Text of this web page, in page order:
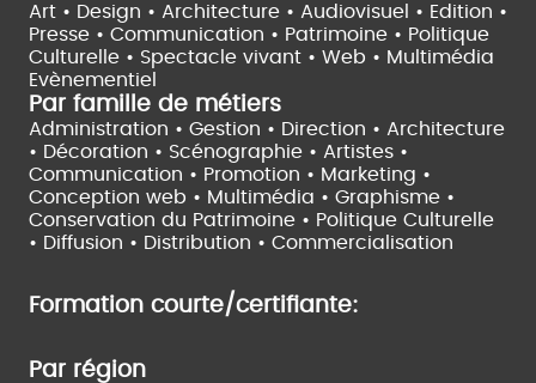
Art • Design • Architecture • Audiovisuel • Edition •
Presse • Communication • Patrimoine • Politique
Culturelle • Spectacle vivant • Web • Multimédia
Evènementiel
Par famille de métiers
Administration • Gestion • Direction • Architecture
• Décoration • Scénographie • Artistes •
Communication • Promotion • Marketing •
Conception web • Multimédia • Graphisme •
Conservation du Patrimoine • Politique Culturelle
• Diffusion • Distribution • Commercialisation
Formation courte/certifiante:
Par région